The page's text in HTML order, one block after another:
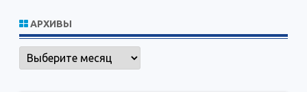
АРХИВЫ
Архивы